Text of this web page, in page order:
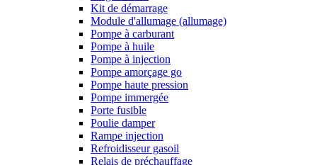
Kit de démarrage
Module d'allumage (allumage)
Pompe à carburant
Pompe à huile
Pompe à injection
Pompe amorçage go
Pompe haute pression
Pompe immergée
Porte fusible
Poulie damper
Rampe injection
Refroidisseur gasoil
Relais de préchauffage